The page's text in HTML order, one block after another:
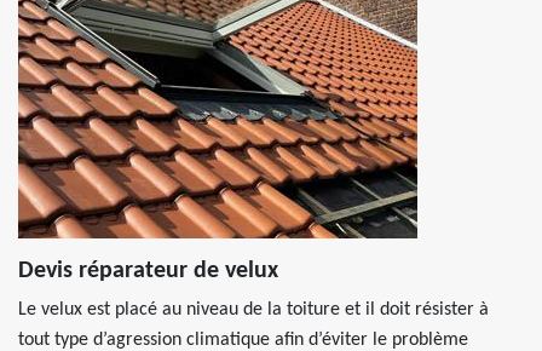
Devis réparateur de velux
Le velux est placé au niveau de la toiture et il doit résister à
tout type d’agression climatique afin d’éviter le problème